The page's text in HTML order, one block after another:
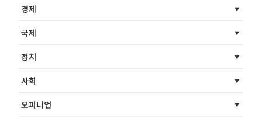
경제
국제
정치
사회
오피니언